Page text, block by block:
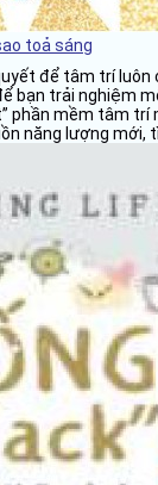
toả sáng
để tâm trí luôn
bạn trải nghiệm
phần mềm tâm trí
năng lượng mới,